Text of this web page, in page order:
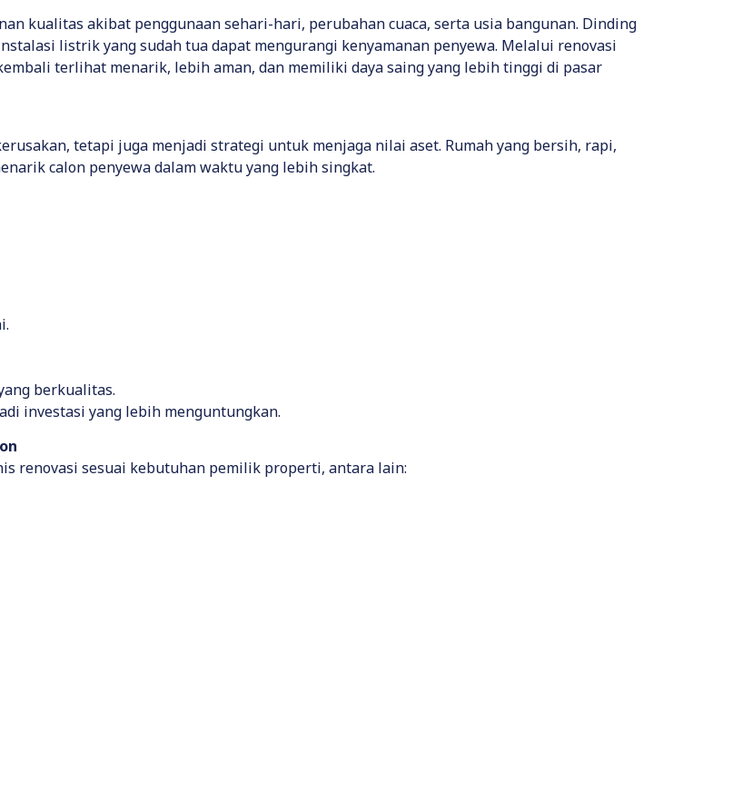
kualitas akibat penggunaan sehari-hari, perubahan cuaca, serta usia bangunan. Dinding
listrik yang sudah tua dapat mengurangi kenyamanan penyewa. Melalui renovasi
terlihat menarik, lebih aman, dan memiliki daya saing yang lebih tinggi di pasar
tetapi juga menjadi strategi untuk menjaga nilai aset. Rumah yang bersih, rapi,
calon penyewa dalam waktu yang lebih singkat.
berkualitas.
investasi yang lebih menguntungkan.
renovasi sesuai kebutuhan pemilik properti, antara lain: